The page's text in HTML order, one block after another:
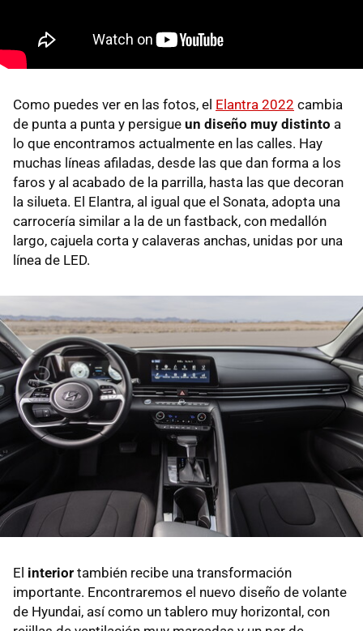
Como puedes ver en las fotos, el Elantra 2022 cambia
de punta a punta y persigue un diseño muy distinto a
lo que encontramos actualmente en las calles. Hay
muchas líneas afiladas, desde las que dan forma a los
faros y al acabado de la parrilla, hasta las que decoran
la silueta. El Elantra, al igual que el Sonata, adopta una
carrocería similar a la de un fastback, con medallón
largo, cajuela corta y calaveras anchas, unidas por una
línea de LED.
El interior también recibe una transformación
importante. Encontraremos el nuevo diseño de volante
de Hyundai, así como un tablero muy horizontal, con